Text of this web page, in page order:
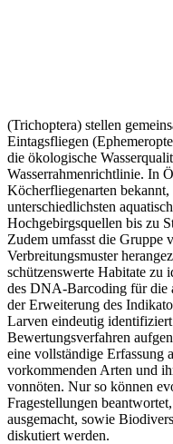
(Trichoptera) stellen
Eintagsfliegen
die ökologische
Wasserrahmenrichtlinie. In
Köcherfliegenarten
unterschiedlichsten
Hochgebirgsquellen bis zu
Zudem umfasst die Gruppe
Verbreitungsmuster
schützenswerte Habitate zu
des DNA-Barcoding für die
der Erweiterung des
Larven eindeutig
Bewertungsverfahren
eine vollständige Erfassung
vorkommenden Arten und
vonnöten. Nur so können
Fragestellungen
ausgemacht, sowie
diskutiert werden.